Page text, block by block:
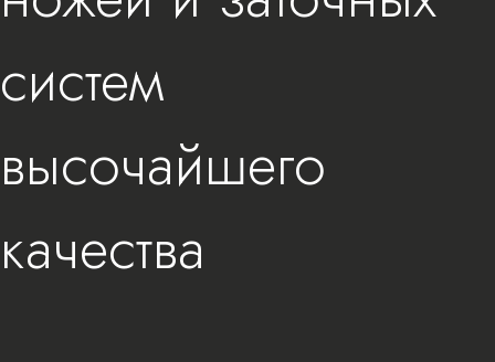
систем
высочайшего
качества